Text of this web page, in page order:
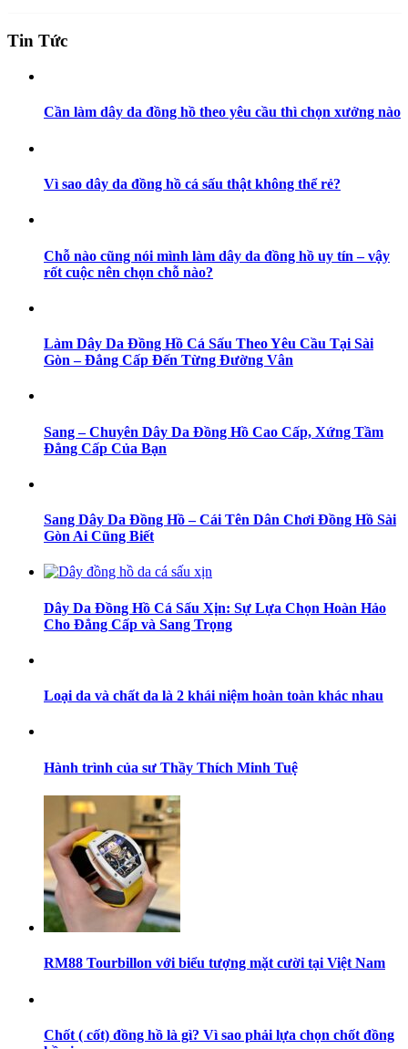
Tin Tức
Cần làm dây da đồng hồ theo yêu cầu thì chọn xưởng nào
Vì sao dây da đồng hồ cá sấu thật không thể rẻ?
Chỗ nào cũng nói mình làm dây da đồng hồ uy tín – vậy
rốt cuộc nên chọn chỗ nào?
Làm Dây Da Đồng Hồ Cá Sấu Theo Yêu Cầu Tại Sài
Gòn – Đẳng Cấp Đến Từng Đường Vân
Sang – Chuyên Dây Da Đồng Hồ Cao Cấp, Xứng Tầm
Đẳng Cấp Của Bạn
Sang Dây Da Đồng Hồ – Cái Tên Dân Chơi Đồng Hồ Sài
Gòn Ai Cũng Biết
Dây Da Đồng Hồ Cá Sấu Xịn: Sự Lựa Chọn Hoàn Hảo
Cho Đẳng Cấp và Sang Trọng
Loại da và chất da là 2 khái niệm hoàn toàn khác nhau
Hành trình của sư Thầy Thích Minh Tuệ
RM88 Tourbillon với biểu tượng mặt cười tại Việt Nam
Chốt ( cốt) đồng hồ là gì? Vì sao phải lựa chọn chốt đồng